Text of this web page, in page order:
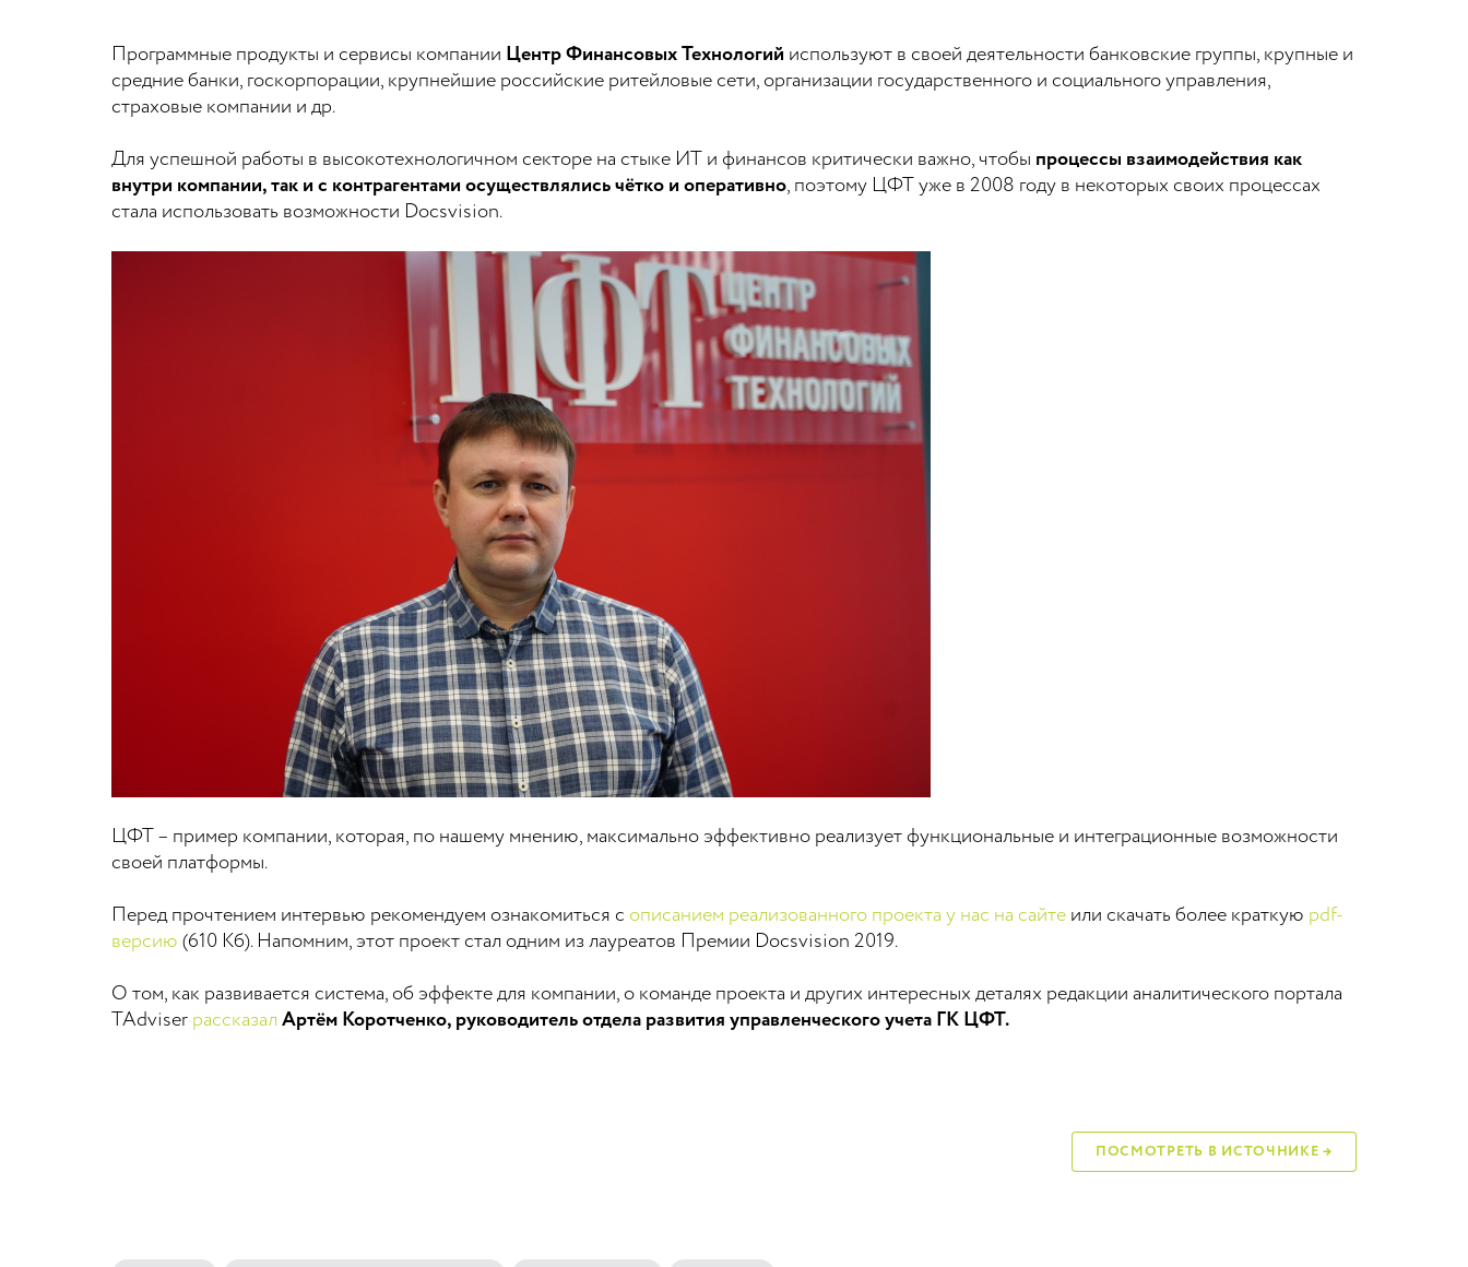
Программные продукты и сервисы компании Центр Финансовых Технологий используют в своей деятельности банковские группы, крупные и
средние банки, госкорпорации, крупнейшие российские ритейловые сети, организации государственного и социального управления,
страховые компании и др.
Для успешной работы в высокотехнологичном секторе на стыке ИТ и финансов критически важно, чтобы процессы взаимодействия как
внутри компании, так и с контрагентами осуществлялись чётко и оперативно, поэтому ЦФТ уже в 2008 году в некоторых своих процессах
стала использовать возможности Docsvision.
ЦФТ – пример компании, которая, по нашему мнению, максимально эффективно реализует функциональные и интеграционные возможности
своей платформы.
Перед прочтением интервью рекомендуем ознакомиться с описанием реализованного проекта у нас на сайте или скачать более краткую pdf-
версию (610 Кб). Напомним, этот проект стал одним из лауреатов Премии Docsvision 2019.
О том, как развивается система, об эффекте для компании, о команде проекта и других интересных деталях редакции аналитического портала
TAdviser рассказал Артём Коротченко, руководитель отдела развития управленческого учета ГК ЦФТ.
ПОСМОТРЕТЬ В ИСТОЧНИКЕ →